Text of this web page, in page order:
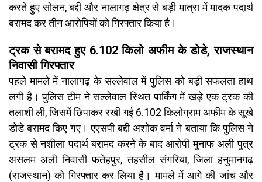
करते हुए सोलन, बद्दी और नालागढ़ क्षेत्र से बड़ी मात्रा में मादक पदार्थ
बरामद कर तीन आरोपियों को गिरफ्तार किया है।
ट्रक से बरामद हुए 6.102 किलो अफीम के डोडे, राजस्थान
निवासी गिरफ्तार
पहले मामले में नालागढ़ के सल्लेवाल में पुलिस को बड़ी सफलता हाथ
लगी है। पुलिस टीम ने सल्लेवाल स्थित पार्किंग में खड़े एक ट्रक की
तलाशी ली, जिसमें छिपाकर रखी गई 6.102 किलोग्राम अफीम के सूखे
डोडे बरामद किए गए। एएसपी बद्दी अशोक वर्मा ने बताया कि पुलिस ने
ट्रक से नशीला पदार्थ बरामद करने के बाद आरोपी मुनाफ अली पुत्र
असलम अली निवासी फतेहपुर, तहसील संगरिया, जिला हनुमानगढ़
(राजस्थान) को गिरफ्तार कर लिया है। मामले में आगे की जांच और